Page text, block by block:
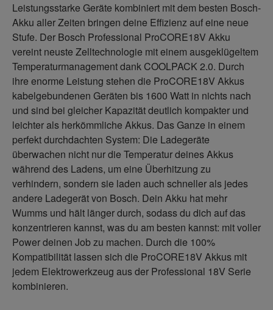
Leistungsstarke Geräte kombiniert mit dem besten Bosch-
Akku aller Zeiten bringen deine Effizienz auf eine neue
Stufe. Der Bosch Professional ProCORE18V Akku
vereint neuste Zelltechnologie mit einem ausgeklügeltem
Temperaturmanagement dank COOLPACK 2.0. Durch
ihre enorme Leistung stehen die ProCORE18V Akkus
kabelgebundenen Geräten bis 1600 Watt in nichts nach
und sind bei gleicher Kapazität deutlich kompakter und
leichter als herkömmliche Akkus. Das Ganze in einem
perfekt durchdachten System: Die Ladegeräte
überwachen nicht nur die Temperatur deines Akkus
während des Ladens, um eine Überhitzung zu
verhindern, sondern sie laden auch schneller als jedes
andere Ladegerät von Bosch. Dein Akku hat mehr
Wumms und hält länger durch, sodass du dich auf das
konzentrieren kannst, was du am besten kannst: mit voller
Power deinen Job zu machen. Durch die 100%
Kompatibilität lassen sich die ProCORE18V Akkus mit
jedem Elektrowerkzeug aus der Professional 18V Serie
kombinieren.